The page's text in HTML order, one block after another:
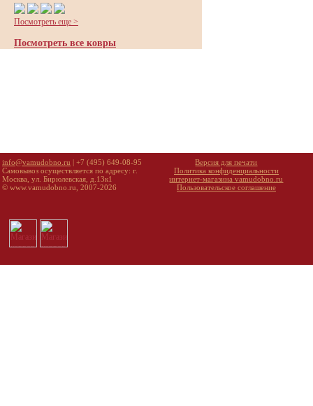
Посмотреть еще >
Посмотреть все ковры
info@vamudobno.ru | +7 (495) 649-08-95
Самовывоз осуществляется по адресу: г.
Москва, ул. Бирюлевская, д.13к1
© www.vamudobno.ru, 2007-2026
Версия для печати
Политика конфиденциальности
интернет-магазина vamudobno.ru
Пользовательское соглашение